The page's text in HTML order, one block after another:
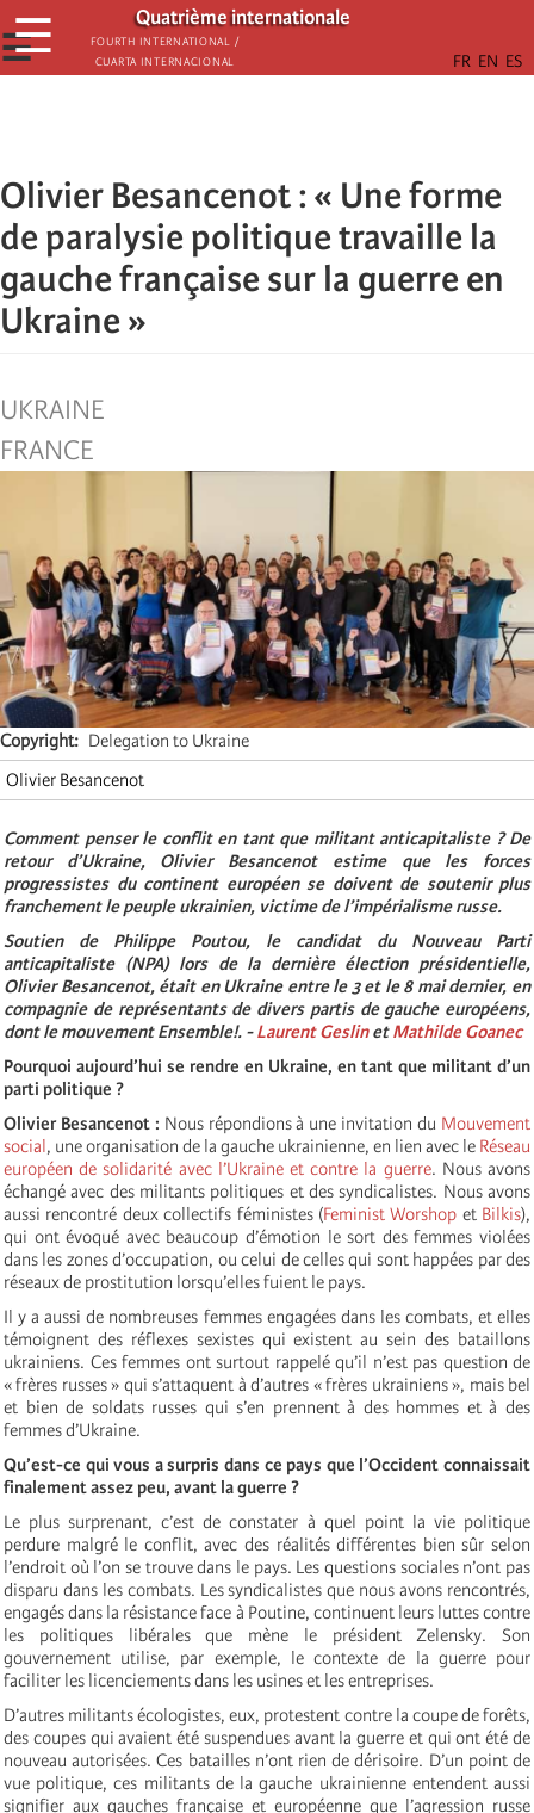
Passar
para
o
Quatrième internationale
Fourth International /
Cuarta Internacional
☰
☰
Olivier Besancenot : « Une forme
de paralysie politique travaille la
gauche française sur la guerre en
Ukraine »
UKRAINE
FRANCE
Copyright
Delegation to Ukraine
Olivier Besancenot
Comment penser le conflit en tant que militant anticapitaliste ? De
retour d’Ukraine, Olivier Besancenot estime que les forces
progressistes du continent européen se doivent de soutenir plus
franchement le peuple ukrainien, victime de l’impérialisme russe.
Soutien de Philippe Poutou, le candidat du Nouveau Parti
anticapitaliste (NPA) lors de la dernière élection présidentielle,
Olivier Besancenot, était en Ukraine entre le 3 et le 8 mai dernier, en
compagnie de représentants de divers partis de gauche européens,
dont le mouvement Ensemble!. -Laurent GeslinetMathilde Goanec
Pourquoi aujourd’hui se rendre en Ukraine, en tant que militant d’un
parti politique ?
Olivier Besancenot : Nous répondions à une invitation du Mouvement
social, une organisation de la gauche ukrainienne, en lien avec le Réseau
européen de solidarité avec l’Ukraine et contre la guerre. Nous avons
échangé avec des militants politiques et des syndicalistes. Nous avons
aussi rencontré deux collectifs féministes (Feminist Worshop et Bilkis),
qui ont évoqué avec beaucoup d’émotion le sort des femmes violées
dans les zones d’occupation, ou celui de celles qui sont happées par des
réseaux de prostitution lorsqu’elles fuient le pays.
Il y a aussi de nombreuses femmes engagées dans les combats, et elles
témoignent des réflexes sexistes qui existent au sein des bataillons
ukrainiens. Ces femmes ont surtout rappelé qu’il n’est pas question de
« frères russes » qui s’attaquent à d’autres « frères ukrainiens », mais bel
et bien de soldats russes qui s’en prennent à des hommes et à des
femmes d’Ukraine.
Qu’est-ce qui vous a surpris dans ce pays que l’Occident connaissait
finalement assez peu, avant laguerre ?
Le plus surprenant, c’est de constater à quel point la vie politique
perdure malgré le conflit, avec des réalités différentes bien sûr selon
l’endroit où l’on se trouve dans le pays. Les questions sociales n’ont pas
disparu dans les combats. Les syndicalistes que nous avons rencontrés,
engagés dans la résistance face à Poutine, continuent leurs luttes contre
les politiques libérales que mène le président Zelensky. Son
gouvernement utilise, par exemple, le contexte de la guerre pour
faciliter les licenciements dans les usines et les entreprises.
D’autres militants écologistes, eux, protestent contre la coupe de forêts,
des coupes qui avaient été suspendues avant la guerre et qui ont été de
nouveau autorisées. Ces batailles n’ont rien de dérisoire. D’un point de
vue politique, ces militants de la gauche ukrainienne entendent aussi
signifier aux gauches française et européenne que l’agression russe